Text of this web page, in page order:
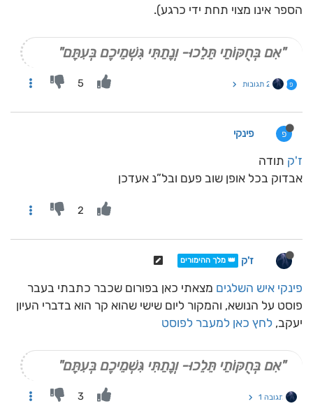
הספר אינו מצוי תחת ידי כרגע).
"אִם בְּחֻקּוֹתַי תֵּלֵכוּ- וְנָתַתִּי גִּשְׁמֵיכֶם בְּעִתָּם"
פ 2 תגובות 5
פ פינקי
ז'ק תודה
אבדוק בכל אופן שוב פעם ובל”נ אעדכן
2
ז'ק 👑 מלך ההימורים
פינקי איש השלגים מצאתי כאן בפורום שכבר כתבתי בעבר
פוסט על הנושא, והמקור ליום שישי שהוא קר הוא בדברי העיון
יעקב, לחץ כאן למעבר לפוסט
"אִם בְּחֻקּוֹתַי תֵּלֵכוּ- וְנָתַתִּי גִּשְׁמֵיכֶם בְּעִתָּם"
תגובה 1 3